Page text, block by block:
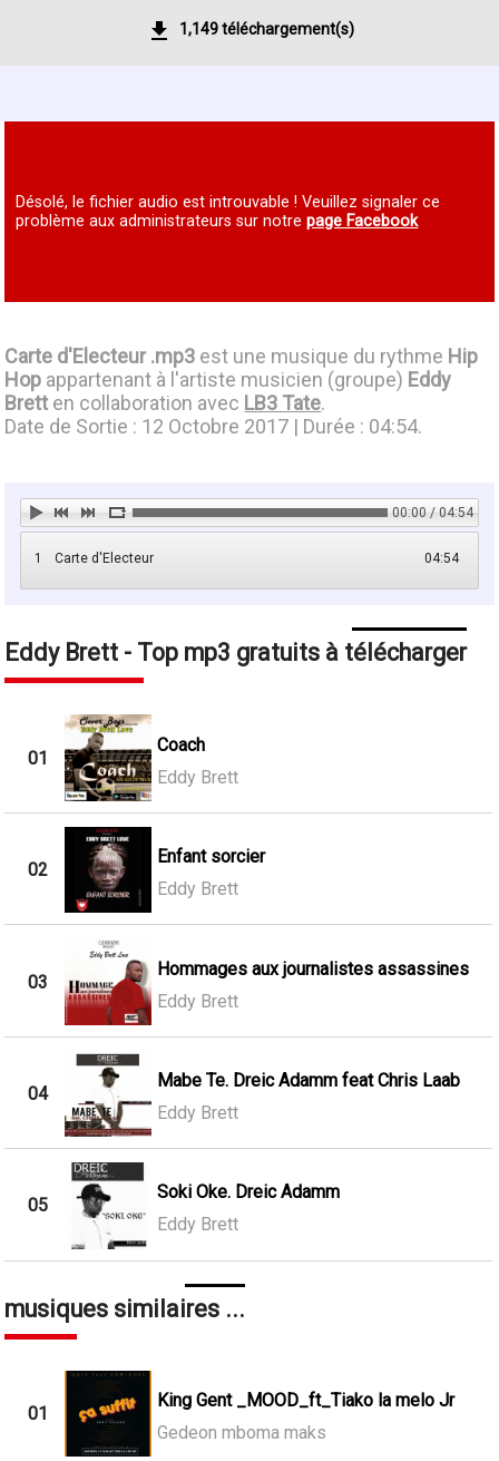
1,149 téléchargement(s)
Désolé, le fichier audio est introuvable ! Veuillez signaler ce
problème aux administrateurs sur notrepage Facebook
Carte d'Electeur .mp3 est une musique du rythme Hip
Hop appartenant à l'artiste musicien (groupe) Eddy
Brett en collaboration avec LB3 Tate.
Date de Sortie : 12 Octobre 2017 | Durée : 04:54.
00:00 / 04:54
1 04:54
Carte d'Electeur
Eddy Brett - Top mp3 gratuits à télécharger
01
Coach
Eddy Brett
02
Enfant sorcier
Eddy Brett
03
Hommages aux journalistes assassines
Eddy Brett
04
Mabe Te. Dreic Adamm feat Chris Laab
Eddy Brett
05
Soki Oke. Dreic Adamm
Eddy Brett
musiques similaires ...
01
King Gent _MOOD_ft_Tiako la melo Jr
Gedeon mboma maks